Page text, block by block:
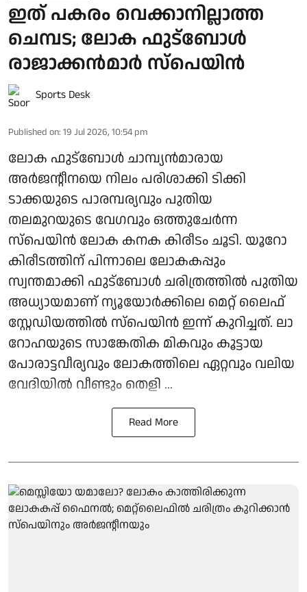
ഇത് പകരം വെക്കാനില്ലാത്ത
ചെമ്പട; ലോക ഫുട്ബാേൾ
രാജാക്കൻമാർ സ്പെയിൻ
Sports Desk
Published on: 19 Jul 2026, 10:54 pm
ലോക ഫുട്ബോൾ ചാമ്പ്യൻമാരായ
അർജന്റീനയെ നിലം പരിശാക്കി ടിക്കി
ടാക്കയുടെ പാരമ്പര്യവും പുതിയ
തലമുറയുടെ വേഗവും ഒത്തുചേർന്ന
സ്പെയിൻ ലോക കനക കിരീടം ചൂടി. യൂറോ
കിരീടത്തിന് പിന്നാലെ ലോകകപ്പും
സ്വന്തമാക്കി ഫുട്ബോൾ ചരിത്രത്തിൽ പുതിയ
അധ്യായമാണ് ന്യൂയോർക്കിലെ മെറ്റ് ലൈഫ്
സ്റ്റേഡിയത്തിൽ സ്പെയിൻ ഇന്ന് കുറിച്ചത്. ലാ
റോഹയുടെ സാങ്കേതിക മികവും കൂട്ടായ
പോരാട്ടവീര്യവും ലോകത്തിലെ ഏറ്റവും വലിയ
വേദിയിൽ വീണ്ടും തെളി ...
Read More